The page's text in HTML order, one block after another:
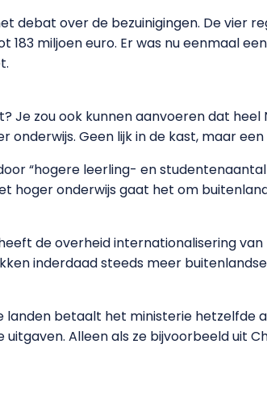
debat over de bezuinigingen. De vier
miljoen euro. Er was nu eenmaal een
Je zou ook kunnen aanvoeren dat
Geen lijk in de kast, maar
“hogere leerling- en
hoger onderwijs gaat het om
de overheid internationalisering
inderdaad steeds meer
landen betaalt het ministerie hetzelfde
Alleen als ze bijvoorbeeld uit